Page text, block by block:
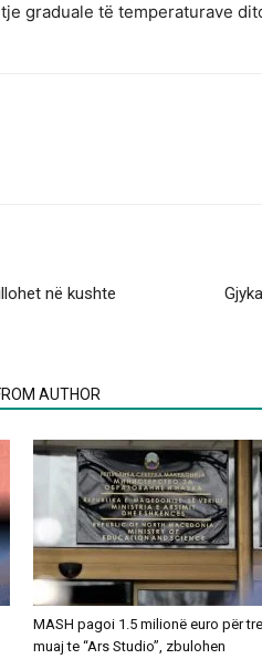
graduale të temperaturave
në kushte
AUTHOR
MASH pagoi 1.5 milionë euro për tre
muaj te “Ars Studio”, zbulohen